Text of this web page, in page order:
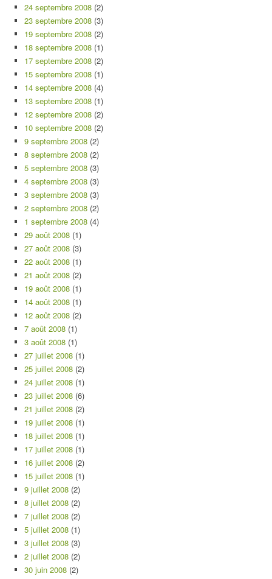
24 septembre 2008 (2)
23 septembre 2008 (3)
19 septembre 2008 (2)
18 septembre 2008 (1)
17 septembre 2008 (2)
15 septembre 2008 (1)
14 septembre 2008 (4)
13 septembre 2008 (1)
12 septembre 2008 (2)
10 septembre 2008 (2)
9 septembre 2008 (2)
8 septembre 2008 (2)
5 septembre 2008 (3)
4 septembre 2008 (3)
3 septembre 2008 (3)
2 septembre 2008 (2)
1 septembre 2008 (4)
29 août 2008 (1)
27 août 2008 (3)
22 août 2008 (1)
21 août 2008 (2)
19 août 2008 (1)
14 août 2008 (1)
12 août 2008 (2)
7 août 2008 (1)
3 août 2008 (1)
27 juillet 2008 (1)
25 juillet 2008 (2)
24 juillet 2008 (1)
23 juillet 2008 (6)
21 juillet 2008 (2)
19 juillet 2008 (1)
18 juillet 2008 (1)
17 juillet 2008 (1)
16 juillet 2008 (2)
15 juillet 2008 (1)
9 juillet 2008 (2)
8 juillet 2008 (2)
7 juillet 2008 (2)
5 juillet 2008 (1)
3 juillet 2008 (3)
2 juillet 2008 (2)
30 juin 2008 (2)